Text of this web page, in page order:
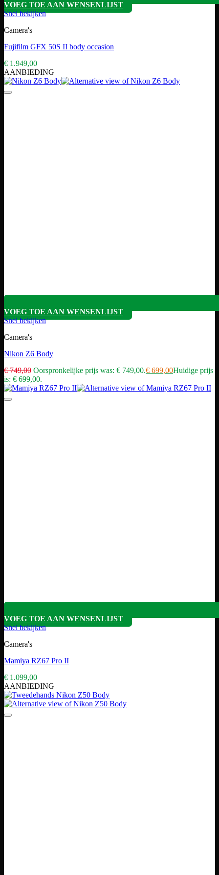
VOEG TOE AAN WENSENLIJST
Snel bekijken
Camera's
Fujifilm GFX 50S II body occasion
€ 1.949,00
AANBIEDING
VOEG TOE AAN WENSENLIJST
Snel bekijken
Camera's
Nikon Z6 Body
€749,00 Oorspronkelijke prijs was: € 749,00.€ 699,00Huidige prijs
is: € 699,00.
VOEG TOE AAN WENSENLIJST
Snel bekijken
Camera's
Mamiya RZ67 Pro II
€ 1.099,00
AANBIEDING